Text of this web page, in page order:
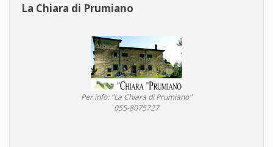
La Chiara di Prumiano
Per info: "La Chiara di Prumiano"
055-8075727